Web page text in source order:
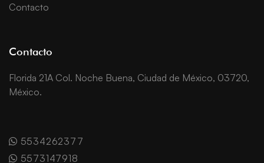
Contacto
Contacto
Florida 21A Col. Noche Buena, Ciudad de México, 03720,
México.
5534262377
5573147918